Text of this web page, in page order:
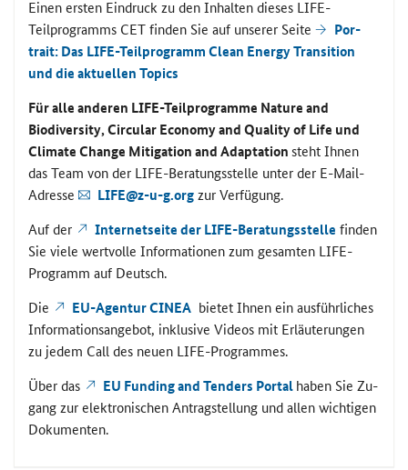
Einen ers­ten Ein­druck zu den In­hal­ten die­ses LIFE-​
Teilprogramms CETfin­den Sie auf un­se­rer Seite
Por­
trait: Das LIFE-​TeilprogrammClean Energy Transition
und die ak­tu­el­lenTopics
Für alle an­de­ren LIFE-​Teilprogramme Nature and
Biodiversity,Circular Economy and Quality of Life und
Climate Change Mitigation and Adaptationsteht Ihnen
das Team von der LIFE-​Beratungsstelle unter der E-​Mail-
Adresse
LIFE@z-u-g.orgzur Ver­fü­gung.
Auf der
In­ter­net­sei­te derLIFE-​Beratungsstelle fin­den
Sie viele wert­vol­le In­for­ma­tio­nen zum ge­sam­ten LIFE-​
Programm auf Deutsch.
Die
EU-​AgenturCINEA bie­tet Ihnen ein aus­führ­li­ches
In­for­ma­ti­ons­an­ge­bot, in­klu­si­ve Vi­de­os mit Er­läu­te­run­gen
zu jedem Calldes neuen LIFE-​Programmes.
Über das
EU Funding and Tenders Portalhaben Sie Zu­
gang zur elek­tro­ni­schen An­trag­stel­lung und allen wich­ti­gen
Do­ku­men­ten.